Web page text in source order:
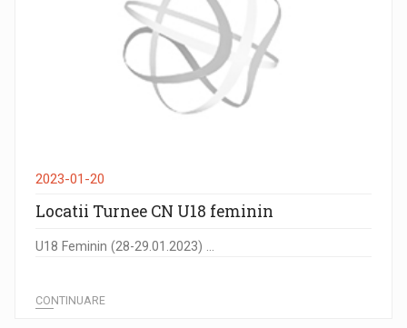
2023-01-20
Locatii Turnee CN U18 feminin
U18 Feminin (28-29.01.2023) ...
CONTINUARE